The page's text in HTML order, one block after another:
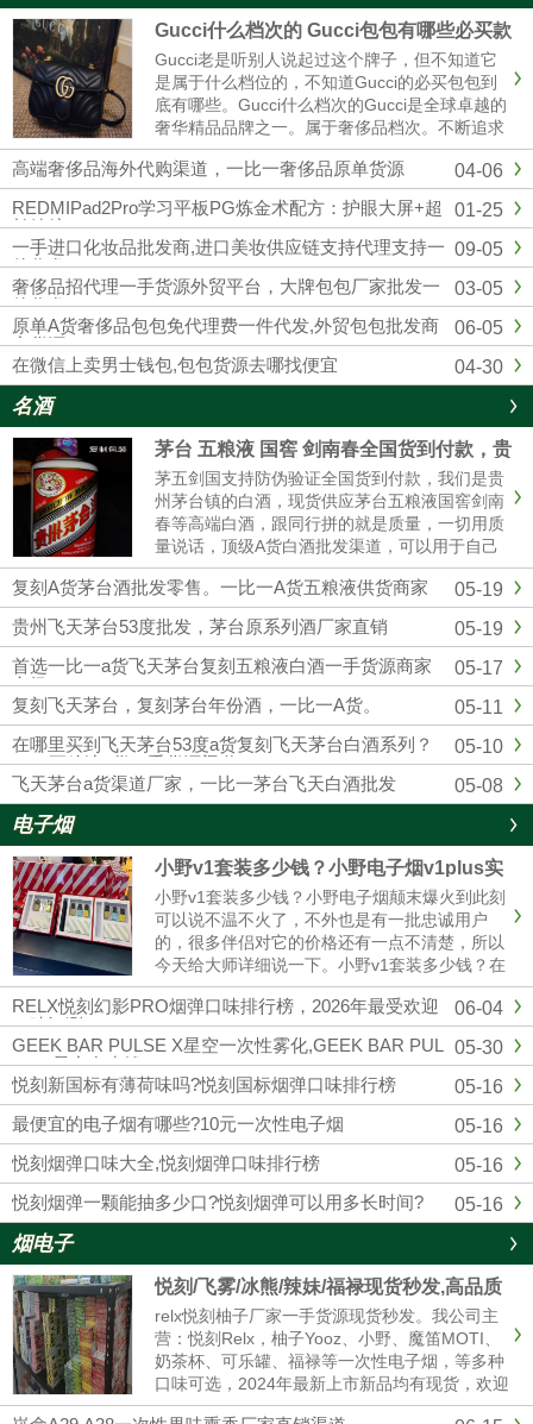
Gucci什么档次的 Gucci包包有哪些必买款
Gucci老是听别人说起过这个牌子，但不知道它
是属于什么档位的，不知道Gucci的必买包包到
底有哪些。Gucci什么档次的Gucci是全球卓越的
奢华精品品牌之一。属于奢侈品档次。不断追求
革新与卓越，以独有的现代视野重新演绎与影响
时尚演进。古驰在创作总监亚力山卓·米开理全
新视角的引......
04-06
高端奢侈品海外代购渠道，一比一奢侈品原单货源
01-25
REDMIPad2Pro学习平板PG炼金术配方：护眼大屏+超
长续航
09-05
一手进口化妆品批发商,进口美妆供应链支持代理支持一
件代发
03-05
奢侈品招代理一手货源外贸平台，大牌包包厂家批发一
件代发
06-05
原单A货奢侈品包包免代理费一件代发,外贸包包批发商
家货源
04-30
在微信上卖男士钱包,包包货源去哪找便宜
名酒
茅台 五粮液 国窖 剑南春全国货到付款，贵
州茅台全系列厂家批发
茅五剑国支持防伪验证全国货到付款，我们是贵
州茅台镇的白酒，现货供应茅台五粮液国窖剑南
春等高端白酒，跟同行拼的就是质量，一切用质
量说话，顶级A货白酒批发渠道，可以用于自己
收藏，可以用来送礼，可以用于请客宴请，可以
用于自饮，可以用来转卖，欢迎实体店和电商带
货的老板合作，找白酒批发渠道，一定要选择靠
谱的厂 家，选择我们贵州酱香酒业，绝对可靠。
05-19
复刻A货茅台酒批发零售。一比一A货五粮液供货商家
05-19
贵州飞天茅台53度批发，茅台原系列酒厂家直销
05-17
首选一比一a货飞天茅台复刻五粮液白酒一手货源商家
市场
05-11
复刻飞天茅台，复刻茅台年份酒，一比一A货。
05-10
在哪里买到飞天茅台53度a货复刻飞天茅台白酒系列？
1：1五粮液a货一手货源渠道
05-08
飞天茅台a货渠道厂家，一比一茅台飞天白酒批发
电子烟
小野v1套装多少钱？小野电子烟v1plus实
体店售价
小野v1套装多少钱？小野电子烟颠末爆火到此刻
可以说不温不火了，不外也是有一批忠诚用户
的，很多伴侣对它的价格还有一点不清楚，所以
今天给大师详细说一下。小野v1套装多少钱？在
官方公布的售价来看，小野v1（1主机+3换弹）
299元一套，去小野实体店也是这个价格。微商
的话可能便宜一点，......
06-04
RELX悦刻幻影PRO烟弹口味排行榜，2026年最受欢迎
口味评测
05-30
GEEK BAR PULSE X星空一次性雾化,GEEK BAR PUL
SE X星空多少钱
05-16
悦刻新国标有薄荷味吗?悦刻国标烟弹口味排行榜
05-16
最便宜的电子烟有哪些?10元一次性电子烟
05-16
悦刻烟弹口味大全,悦刻烟弹口味排行榜
05-16
悦刻烟弹一颗能抽多少口?悦刻烟弹可以用多长时间?
烟电子
悦刻/飞雾/冰熊/辣妹/福禄现货秒发,高品质
电子烟厂家拿货 售后无忧
relx悦刻柚子厂家一手货源现货秒发。我公司主
营：悦刻Relx，柚子Yooz、小野、魔笛MOTI、
奶茶杯、可乐罐、福禄等一次性电子烟，等多种
口味可选，2024年最新上市新品均有现货，欢迎
咨询我们报价。品牌电子烟代理拿货批发，悦刻